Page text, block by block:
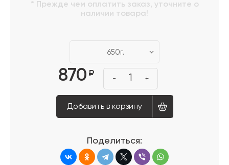
* Прежде чем оплатить заказ, уточните о
наличии товара!
650г.
870 ₽
- 1 +
Добавить в корзину
Поделиться: